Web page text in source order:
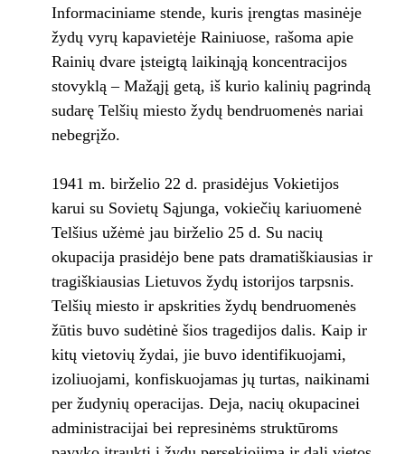
Informaciniame stende, kuris įrengtas masinėje
žydų vyrų kapavietėje Rainiuose, rašoma apie
Rainių dvare įsteigtą laikinąją koncentracijos
stovyklą – Mažąjį getą, iš kurio kalinių pagrindą
sudarę Telšių miesto žydų bendruomenės nariai
nebegrįžo.
1941 m. birželio 22 d. prasidėjus Vokietijos
karui su Sovietų Sąjunga, vokiečių kariuomenė
Telšius užėmė jau birželio 25 d. Su nacių
okupacija prasidėjo bene pats dramatiškiausias ir
tragiškiausias Lietuvos žydų istorijos tarpsnis.
Telšių miesto ir apskrities žydų bendruomenės
žūtis buvo sudėtinė šios tragedijos dalis. Kaip ir
kitų vietovių žydai, jie buvo identifikuojami,
izoliuojami, konfiskuojamas jų turtas, naikinami
per žudynių operacijas. Deja, nacių okupacinei
administracijai bei represinėms struktūroms